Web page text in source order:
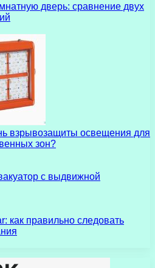
дверь: сравнение двух
взрывозащиты освещения для
зон?
с выдвижной
как правильно следовать